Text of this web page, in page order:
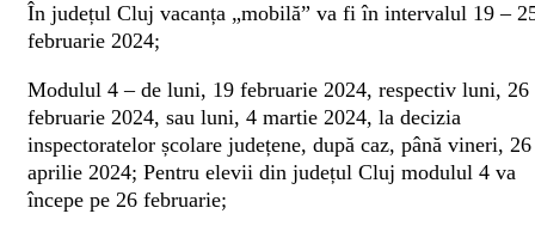
În județul Cluj vacanța „mobilă” va fi în intervalul 19 –
februarie 2024;
Modulul 4 – de luni, 19 februarie 2024, respectiv luni, 26
februarie 2024, sau luni, 4 martie 2024, la decizia
inspectoratelor școlare județene, după caz, până vineri, 26
aprilie 2024; Pentru elevii din județul Cluj modulul 4 va
începe pe 26 februarie;